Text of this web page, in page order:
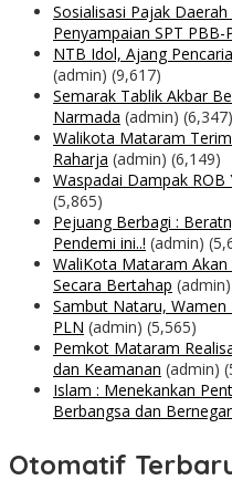
Sosialisasi Pajak
Penyampaian SPT
NTB Idol, Ajang
(admin) (9,617)
Semarak Tablik Akbar
Narmada (admin) (6,347)
Walikota Mataram
Raharja (admin) (6,149)
Waspadai Dampak
(5,865)
Pejuang Berbagi :
Pendemi ini..! (admin)
WaliKota Mataram
Secara Bertahap (admin)
Sambut Nataru,
PLN (admin) (5,565)
Pemkot Mataram
dan Keamanan (admin)
Islam : Menekankan
Berbangsa dan
Otomatif